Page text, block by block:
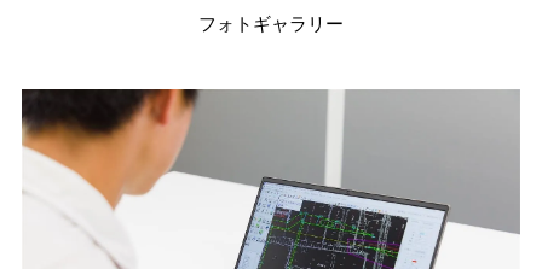
フォトギャラリー